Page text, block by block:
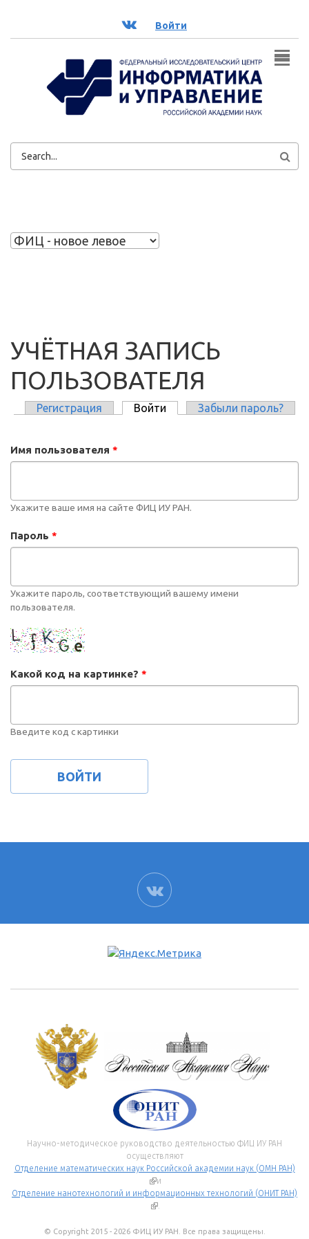
ВК Войти
ФОРМА
УЧЁТНАЯ ЗАПИСЬ
ПОЛЬЗОВАТЕЛЯ
Регистрация Войти (активная вкладка)
Забыли пароль?
Имя пользователя *
Укажите ваше имя на сайте ФИЦ ИУ РАН.
Пароль *
Укажите пароль, соответствующий вашему имени
пользователя.
Какой код на картинке? *
Введите код с картинки
ВК
Научно-методическое руководство деятельностью ФИЦ ИУ РАН
осуществляют
Отделение математических наук Российской академии наук (ОМН РАН)
(внешняя ссылка)
и
Отделение нанотехнологий и информационных технологий (ОНИТ РАН)
(внешняя ссылка)
.
© Copyright 2015 - 2026 ФИЦ ИУ РАН. Все права защищены.